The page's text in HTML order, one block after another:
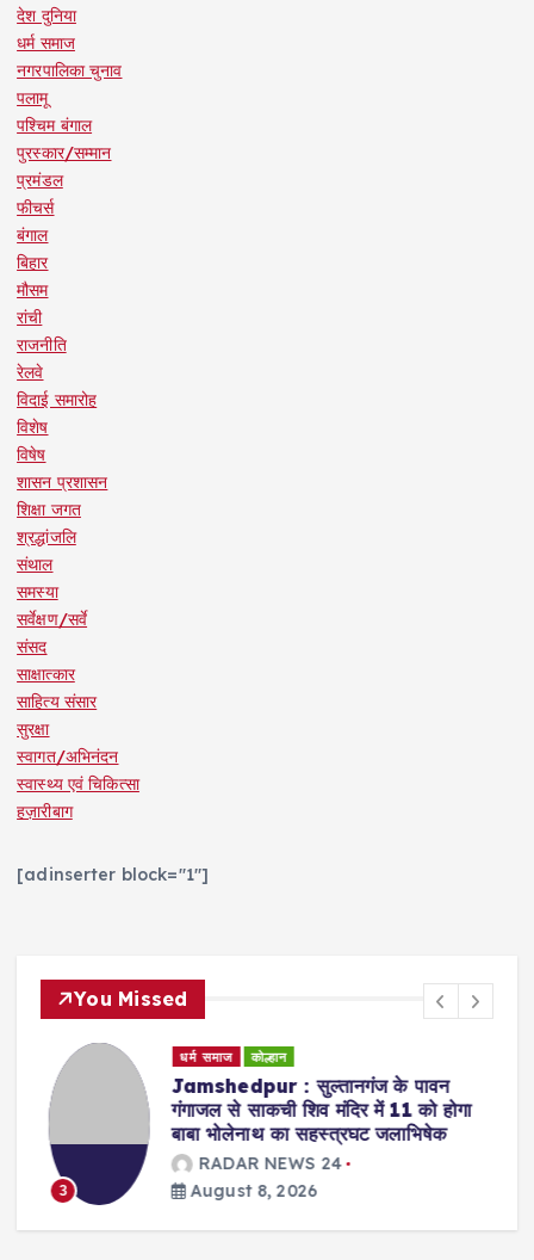
देश दुनिया
धर्म समाज
नगरपालिका चुनाव
पलामू
पश्चिम बंगाल
पुरस्कार/सम्मान
प्रमंडल
फीचर्स
बंगाल
बिहार
मौसम
रांची
राजनीति
रेलवे
विदाई समारोह
विशेष
विषेष
शासन प्रशासन
शिक्षा जगत
श्रद्धांजलि
संथाल
समस्या
सर्वेक्षण/सर्वे
संसद
साक्षात्कार
साहित्य संसार
सुरक्षा
स्वागत/अभिनंदन
स्वास्थ्य एवं चिकित्सा
हज़ारीबाग
[adinserter block="1"]
You Missed
3
धर्म समाज कोल्हान
Jamshedpur : सुल्तानगंज के पावन
गंगाजल से साकची शिव मंदिर में 11 को होगा
बाबा भोलेनाथ का सहस्त्रघट जलाभिषेक
RADAR NEWS 24
August 8, 2026